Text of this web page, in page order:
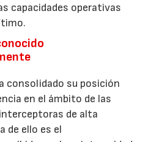
capacidades operativas
consolidado su posición
en el ámbito de las
de alta
de ello es el